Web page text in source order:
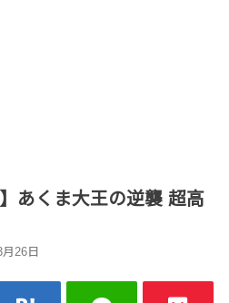
あくま大王の逆襲 超高
26日